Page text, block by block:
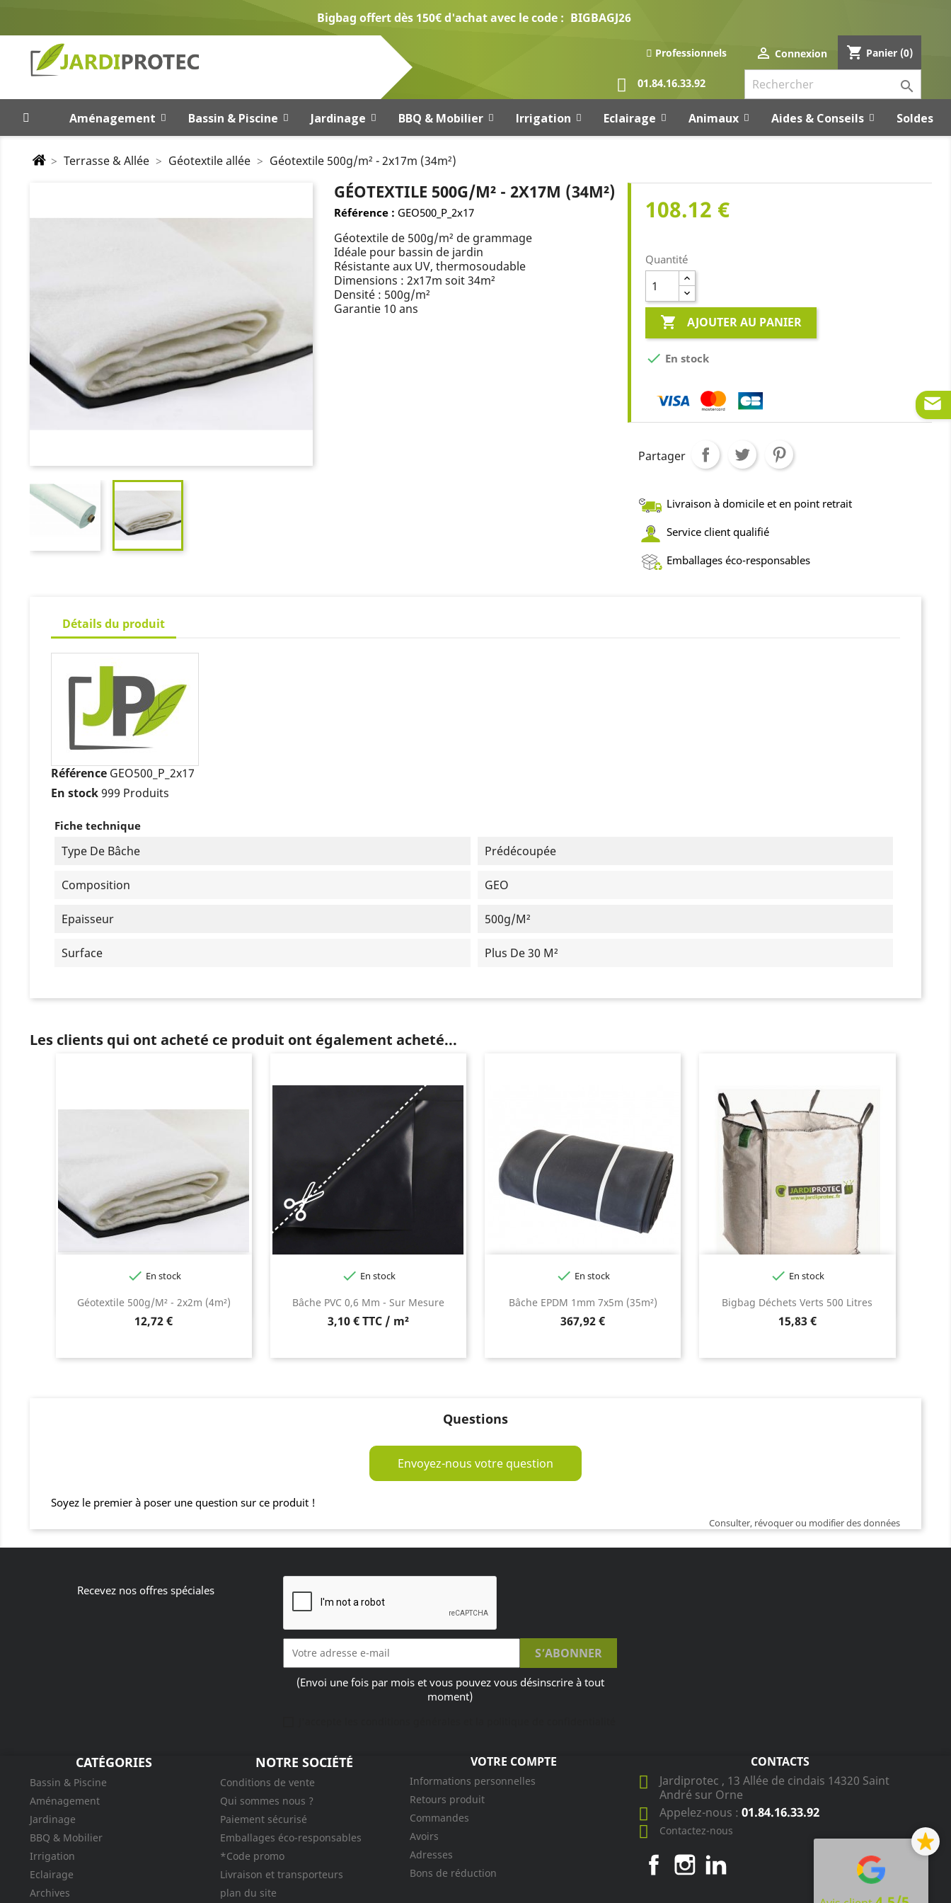
Bigbag offert dès 150€ d'achat avec le code : BIGBAGJ26
Professionnels  Connexion shopping_cart Panier (0)
01.84.16.33.92 
Aménagement Bassin & Piscine Jardinage BBQ & Mobilier Irrigation Eclairage Animaux Aides & Conseils Soldes
Terrasse & Allée Géotextile allée Géotextile 500g/m² - 2x17m (34m²)
GÉOTEXTILE 500G/M² - 2X17M (34M²)
Référence : GEO500_P_2x17
Géotextile de 500g/m² de grammage
Idéale pour bassin de jardin
Résistante aux UV, thermosoudable
Dimensions : 2x17m soit 34m²
Densité : 500g/m²
Garantie 10 ans
108.12 €
Quantité
 AJOUTER AU PANIER
 En stock
Partager
Livraison à domicile et en point retrait
Service client qualifié
Emballages éco-responsables
Détails du produit
Référence GEO500_P_2x17
En stock999 Produits
Fiche technique
Type De Bâche Prédécoupée
Composition GEO
Epaisseur 500g/m²
Surface Plus De 30 M²
Les clients qui ont acheté ce produit ont également acheté...
Géotextile 500g/m² - 2x2m (4m²)
Prix
12,72 €
 En stock
Bâche PVC 0,6 Mm - Sur Mesure
3,10 € TTC / m²
 En stock
Bâche EPDM 1mm 7x5m (35m²)
Prix
367,92 €
 En stock
Bigbag Déchets Verts 500 Litres
Prix
15,83 €
 En stock
Questions
Envoyez-nous votre question
Soyez le premier à poser une question sur ce produit !
Consulter, révoquer ou modifier des données
Recevez nos offres spéciales
(Envoi une fois par mois et vous pouvez vous désinscrire à tout
moment)
CATÉGORIES
Bassin & Piscine
Aménagement
Jardinage
BBQ & Mobilier
Irrigation
Eclairage
Archives
NOTRE SOCIÉTÉ
Conditions de vente
Qui sommes nous ?
Paiement sécurisé
Emballages éco-responsables
*Code promo
Livraison et transporteurs
plan du site
VOTRE COMPTE
Informations personnelles
Retours produit
Commandes
Avoirs
Adresses
Bons de réduction
CONTACTS
Jardiprotec , 13 Allée de cindais 14320 Saint
André sur Orne
Appelez-nous :01.84.16.33.92
Contactez-nous
FacebookInstagram